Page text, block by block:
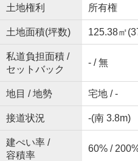
土地権利 所有権
土地面積(坪数) 125.38㎡
私道負担面積 /
セットバック
- / 無
地目 / 地勢 宅地 / -
接道状況 -(南 3.8m)
建ぺい率 /
容積率
60% /